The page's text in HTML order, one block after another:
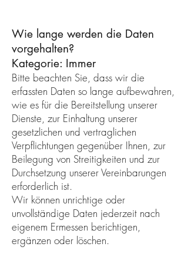
Wie lange werden die Daten
vorgehalten?
Kategorie: Immer
Bitte beachten Sie, dass wir die
erfassten Daten so lange aufbewahren,
wie es für die Bereitstellung unserer
Dienste, zur Einhaltung unserer
gesetzlichen und vertraglichen
Verpflichtungen gegenüber Ihnen, zur
Beilegung von Streitigkeiten und zur
Durchsetzung unserer Vereinbarungen
erforderlich ist.
Wir können unrichtige oder
unvollständige Daten jederzeit nach
eigenem Ermessen berichtigen,
ergänzen oder löschen.